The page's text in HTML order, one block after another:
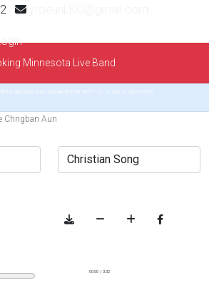
Minnesota Live Band
Big Deal Sale. Speak Khmer FAST for as low as $6/month
Chngban Aun
00:00 / 3:32